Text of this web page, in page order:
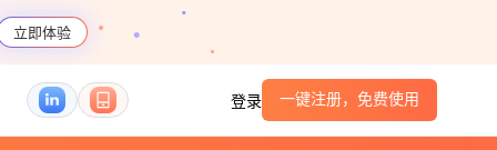
立即体验
登录 一键注册，免费使用